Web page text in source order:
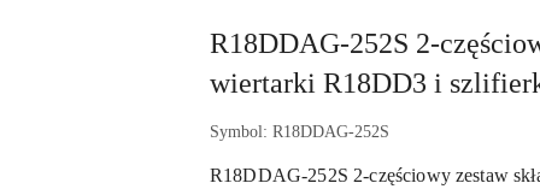
R18DDAG-252S 2-
wiertarki R18DD3 i
Symbol: R18DDAG-252S
R18DDAG-252S 2-częściowy zestaw